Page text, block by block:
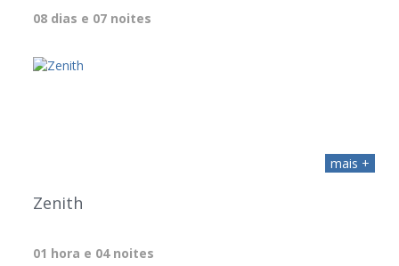
08 dias e 07 noites
mais +
Zenith
01 hora e 04 noites